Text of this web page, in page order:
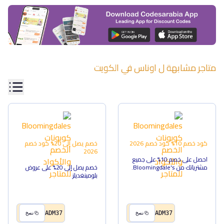
متاجر مشابهة لاوناسفيالكويت
كود خصم 10% كود خصم2026
احصل على خصم 10% على جميع
مشترياتك من Bloomingdale's.
ADM37 نسخ
خصم يصل إلى 20% كود خصم
2026
خصم يصل إلى 20% على عروض
بلومينغديلز
ADM37 نسخ